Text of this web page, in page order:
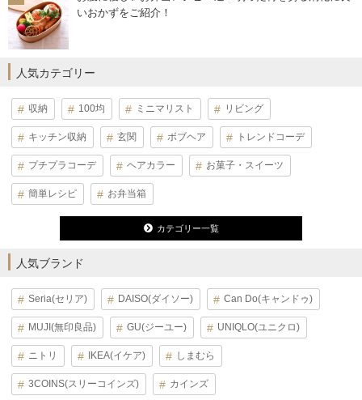
いおかずをご紹介！
人気カテゴリー
収納 100均 ミニマリスト リビング
キッチン収納 玄関 ボブヘア トレンドコーデ
プチプラコーデ ヘアカラー お菓子・スイーツ
簡単レシピ お弁当箱
カテゴリー一覧
人気ブランド
Seria(セリア) DAISO(ダイソー) Can Do(キャンドゥ)
MUJI(無印良品) GU(ジーユー) UNIQLO(ユニクロ)
ニトリ IKEA(イケア) しまむら
3COINS(スリーコインズ) カインズ